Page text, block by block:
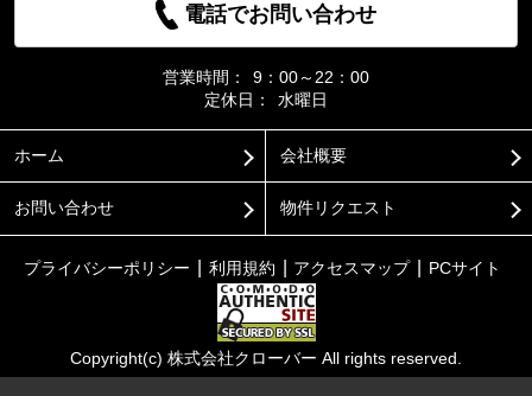
電話でお問い合わせ
営業時間：
9：00～22：00
定休日：
水曜日
ホーム 会社概要
お問い合わせ 物件リクエスト
プライバシーポリシー 利用規約 アクセスマップ PCサイト
Copyright(c) 株式会社クローバー All rights reserved.